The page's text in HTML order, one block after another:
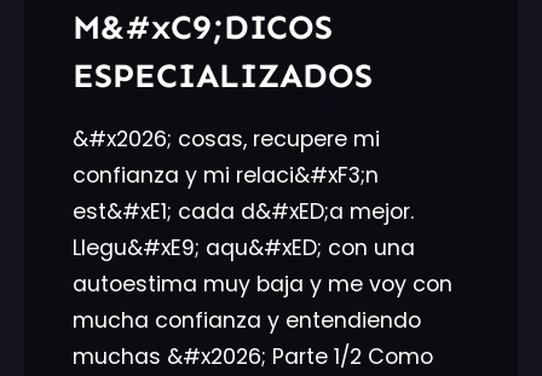
M&#xC9;DICOS
ESPECIALIZADOS
&#x2026; cosas, recupere mi
confianza y mi relaci&#xF3;n
est&#xE1; cada d&#xED;a mejor.
Llegu&#xE9; aqu&#xED; con una
autoestima muy baja y me voy con
mucha confianza y entendiendo
muchas &#x2026; Parte 1/2 Como